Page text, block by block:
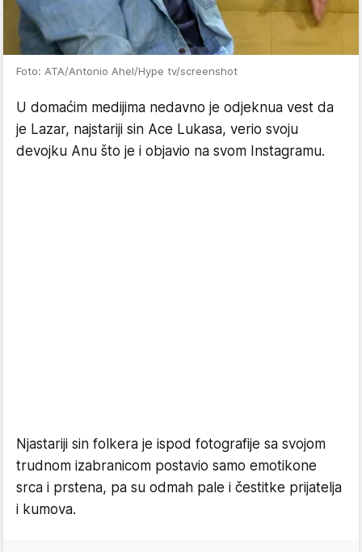
Foto: ATA/Antonio Ahel/Hype tv/screenshot
U domaćim medijima nedavno je odjeknua vest da
je Lazar, najstariji sin Ace Lukasa, verio svoju
devojku Anu što je i objavio na svom Instagramu.
Njastariji sin folkera je ispod fotografije sa svojom
trudnom izabranicom postavio samo emotikone
srca i prstena, pa su odmah pale i čestitke prijatelja
i kumova.